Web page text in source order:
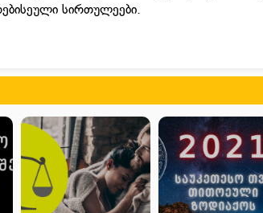
სირთულეები.